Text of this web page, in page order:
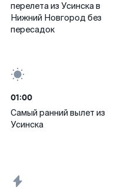
перелета из Усинска в
Нижний Новгород без
пересадок
01:00
Самый ранний вылет из
Усинска